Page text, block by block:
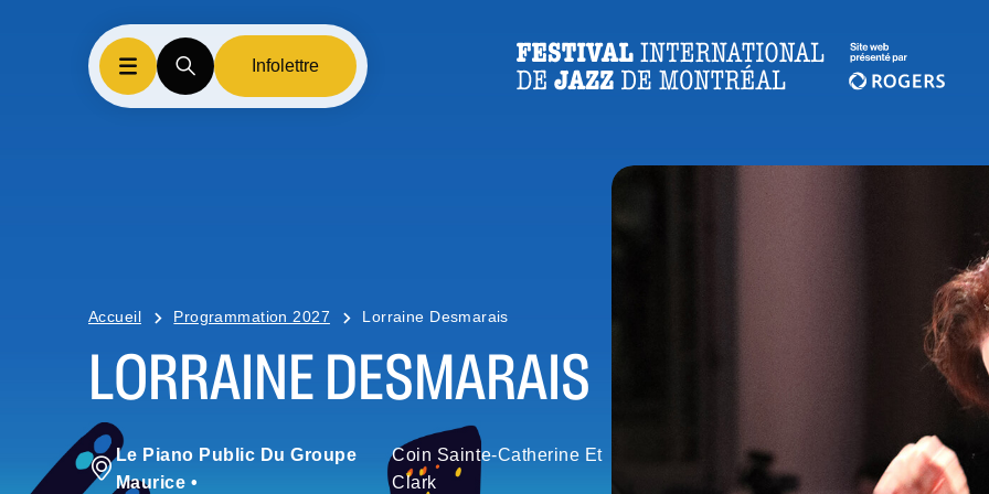
Infolettre
Accueil Programmation 2027 Lorraine Desmarais
LORRAINE DESMARAIS
Le Piano Public Du Groupe
Maurice •
Coin Sainte-Catherine Et
Clark